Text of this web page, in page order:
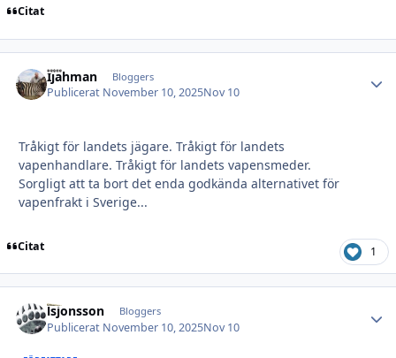
Citat
Ijahman Bloggers
Publicerat November 10, 2025Nov 10
Tråkigt för landets jägare. Tråkigt för landets
vapenhandlare. Tråkigt för landets vapensmeder.
Sorgligt att ta bort det enda godkända alternativet för
vapenfrakt i Sverige...
Citat 1
lsjonsson Bloggers
Publicerat November 10, 2025Nov 10